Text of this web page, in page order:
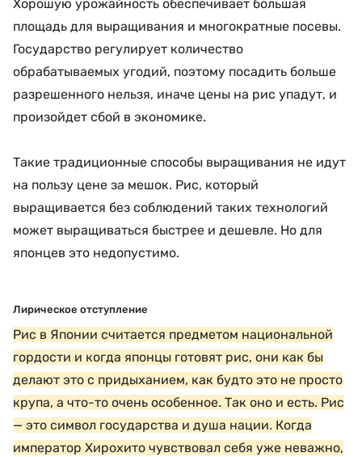
Хорошую урожайность обеспечивает большая
площадь для выращивания и многократные посевы.
Государство регулирует количество
обрабатываемых угодий, поэтому посадить больше
разрешенного нельзя, иначе цены на рис упадут, и
произойдет сбой в экономике.
Такие традиционные способы выращивания не идут
на пользу цене за мешок. Рис, который
выращивается без соблюдений таких технологий
может выращиваться быстрее и дешевле. Но для
японцев это недопустимо.
Лирическое отступление
Рис в Японии считается предметом национальной
гордости и когда японцы готовят рис, они как бы
делают это с придыханием, как будто это не просто
крупа, а что-то очень особенное. Так оно и есть. Рис
— это символ государства и душа нации. Когда
император Хирохито чувствовал себя уже неважно,